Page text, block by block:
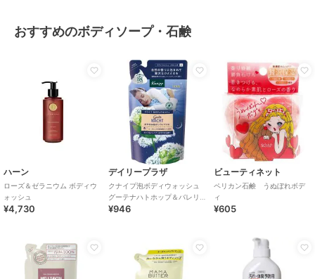
おすすめのボディソープ・石鹸
ハーン
ローズ＆ゼラニウム ボディウ
ォッシュ
¥4,730
デイリープラザ
クナイプ泡ボディウォッシュ
グーテナハトホップ＆バレリ
アンの香りつめかえ用４００
¥946
ビューティネット
ペリカン石鹸 うぬぼれボデ
ィ
¥605